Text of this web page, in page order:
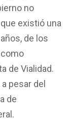
no
existió una
de los
de Vialidad.
pesar del
de